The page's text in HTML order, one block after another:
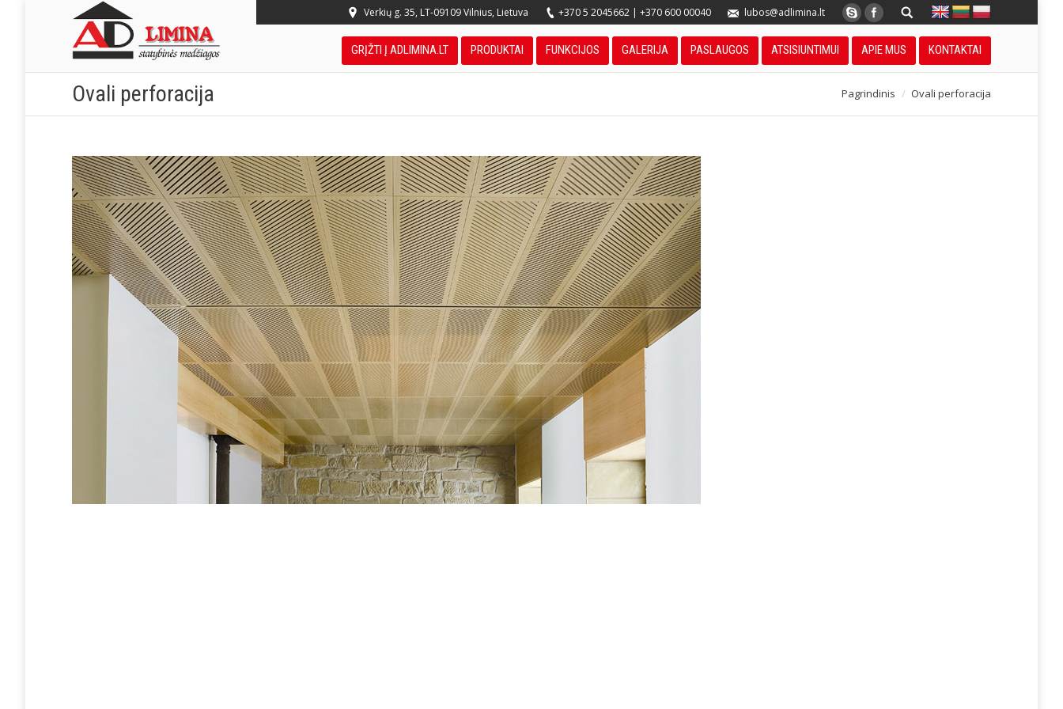
Verkių g. 35, LT-09109 Vilnius, Lietuva +370 5 2045662 | +370 600 00040 lubos@adlimina.lt
GRĮŽTI Į ADLIMINA.LT PRODUKTAI FUNKCIJOS GALERIJA PASLAUGOS ATSISIUNTIMUI APIE MUS KONTAKTAI
Ovali perforacija Pagrindinis Ovali perforacija